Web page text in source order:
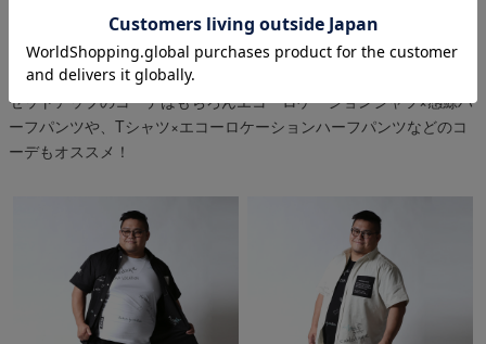
スタイル提案
セットアップのコーデはもちろんエコーロケーションシャツ×感鯨ハ
ーフパンツや、Tシャツ×エコーロケーションハーフパンツなどのコ
ーデもオススメ！